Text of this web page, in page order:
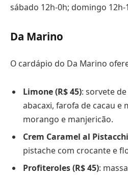
sábado 12h-0h; domingo 12h-
Da Marino
O cardápio do Da Marino
Limone (R$ 45): sorvete
abacaxi, farofa de cacau e
morango e manjericão.
Crem Caramel al
pistache com crocante e
Profiteroles (R$ 45):